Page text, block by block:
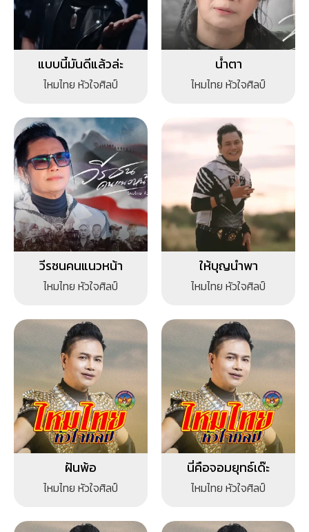
แบบนี้มันดีแล้วล่ะ
ไหมไทย หัวใจศิลป์
น้ำตา
ไหมไทย หัวใจศิลป์
วีรชนคนแนวหน้า
ไหมไทย หัวใจศิลป์
ให้บุญนำพา
ไหมไทย หัวใจศิลป์
ฝันพ้อ
ไหมไทย หัวใจศิลป์
นี่คือจอมยุทธ์เด๊ะ
ไหมไทย หัวใจศิลป์